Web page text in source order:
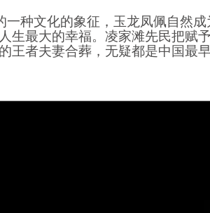
一种文化的象征，玉龙凤佩自然
生最大的幸福。 凌家滩先民把赋
王者夫妻合葬，无疑都是中国最